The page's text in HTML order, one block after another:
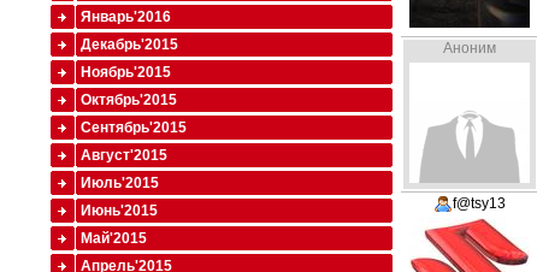
Аноним
f@tsy13
Январь'2016
Декабрь'2015
Ноябрь'2015
Октябрь'2015
Сентябрь'2015
Август'2015
Июль'2015
Июнь'2015
Май'2015
Апрель'2015